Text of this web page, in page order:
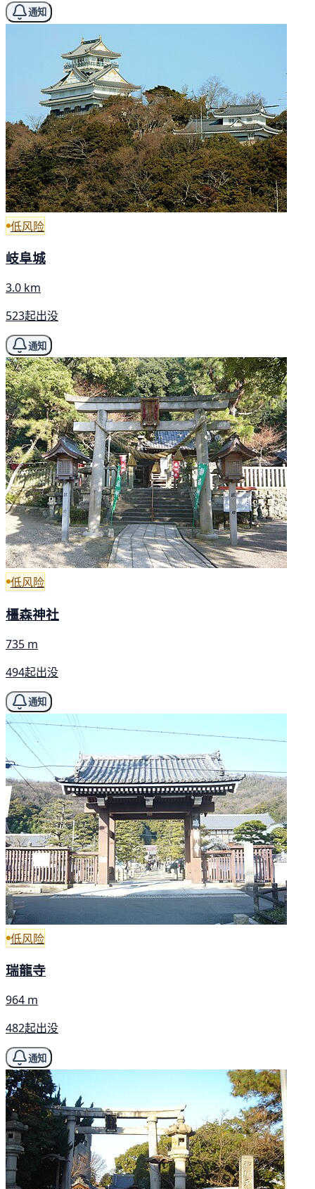
通知
低风险
岐阜城
3.0 km
523起出没
通知
低风险
橿森神社
735 m
494起出没
通知
低风险
瑞龍寺
964 m
482起出没
通知